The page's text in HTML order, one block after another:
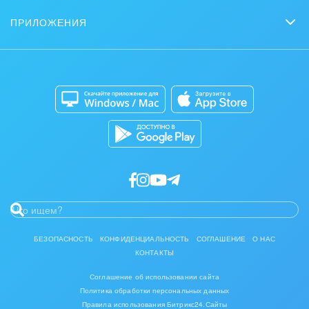
Журнал Битрикс24
Стать партнером
ПРИЛОЖЕНИЯ
Каталог приложений
Разработчикам приложений
БЕЗОПАСНОСТЬ КОНФИДЕНЦИАЛЬНОСТЬ СОГЛАШЕНИЕ
О НАС
КОНТАКТЫ
Соглашение об использовании сайта
Политика обработки персональных данных
Правила использования Битрикс24.Сайты